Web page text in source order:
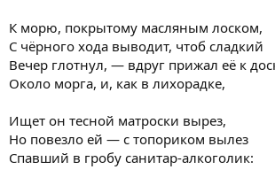
К морю, покрытому масляным лоском,
С чёрного хода выводит, чтоб сладкий
Вечер глотнул, — вдруг прижал её к
Около морга, и, как в лихорадке,
Ищет он тесной матроски вырез,
Но повезло ей — с топориком вылез
Спавший в гробу санитар-алкоголик: